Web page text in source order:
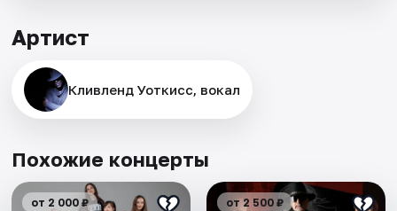
Артист
Кливленд Уоткисс, вокал
Похожие концерты
от 2 000 ₽ от 2 500 ₽